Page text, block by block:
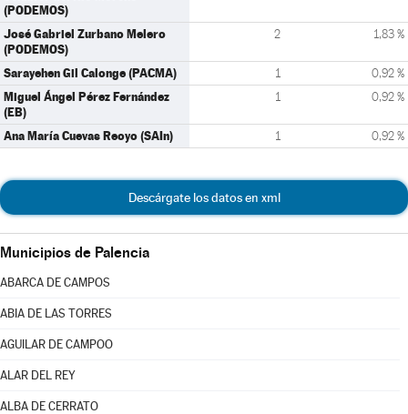
(PODEMOS)
José Gabriel Zurbano Melero
(PODEMOS)
2 1,83 %
Sarayehen Gil Calonge (PACMA) 1 0,92 %
Miguel Ángel Pérez Fernández
(EB)
1 0,92 %
Ana María Cuevas Reoyo (SAIn) 1 0,92 %
Descárgate los datos en xml
Municipios de Palencia
ABARCA DE CAMPOS
ABIA DE LAS TORRES
AGUILAR DE CAMPOO
ALAR DEL REY
ALBA DE CERRATO